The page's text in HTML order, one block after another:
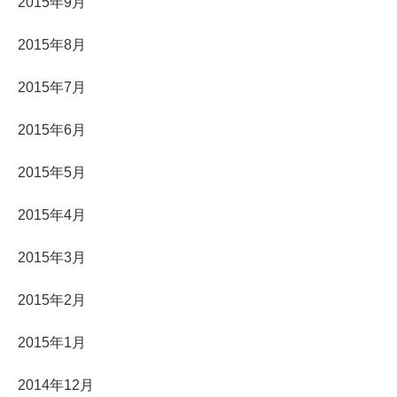
2015年8月
2015年7月
2015年6月
2015年5月
2015年4月
2015年3月
2015年2月
2015年1月
2014年12月